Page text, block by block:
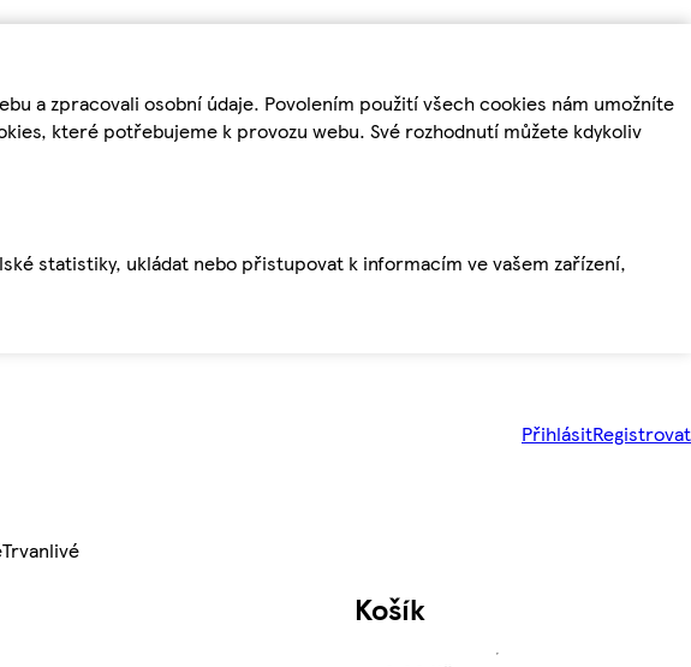
a zpracovali osobní údaje. Povolením použití všech cookies nám umožníte
které potřebujeme k provozu webu. Své rozhodnutí můžete kdykoliv
statistiky, ukládat nebo přistupovat k informacím ve vašem zařízení,
PřihlásitRegistrovat
Trvanlivé
Košík